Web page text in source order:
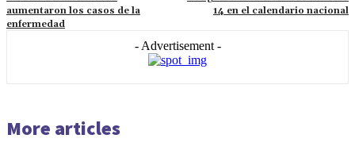
aumentaron los casos de la
enfermedad
14 en el calendario nacional
- Advertisement -
More articles